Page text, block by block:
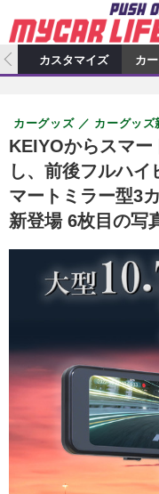
カーオーディオ
プロショップ検索
カーオーディオニュー
その他
カスタマイズ特集記
カスタマイズニュー
カーグッズ
カーグッズ特集記事
カーグッズニュース
自動車
ニュース
スクープ
アクセスランキング
カスタマイズ カ
KEIYOからスマー
し、前後フルハ
マートミラー型3
新登場 6枚目の写
カーグッズ カーグッズ